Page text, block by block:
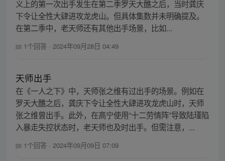
义上的第一次出手发生在第二季罗天大醮之后，当时龚庆
下令让全性大肆进攻龙虎山。但具体集数并未明确提及。
在第二季中，老天师还有其他出手场景，比如...
1个回答 · 2024年09月28日 04:49
天师出手
在《一人之下》中，天师张之维有过出手的场景。例如在
罗天大醮之后，龚庆下令让全性大肆进攻龙虎山时，天师
张之维曾出手。此外，在高宁使用“十二劳情阵”导致陆瑾陷
入暴走失控状态时，老天师也及时出手。但需注意，...
1个回答 · 2024年09月09日 07:09